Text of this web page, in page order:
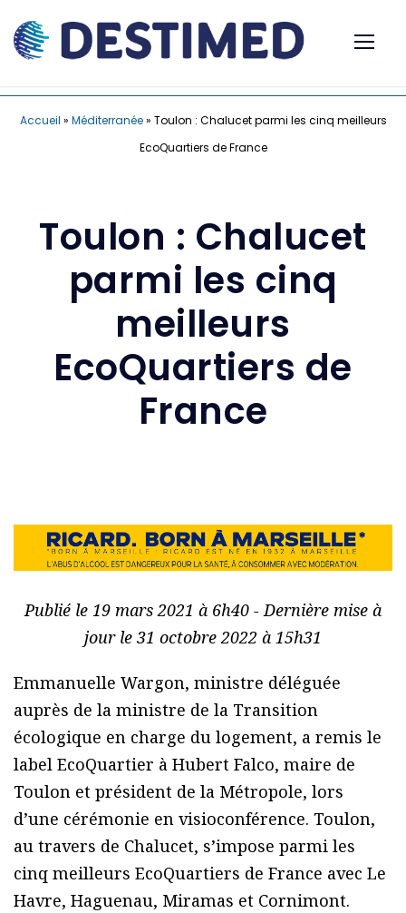
Accueil » Méditerranée» Toulon : Chalucet parmi les cinq meilleurs
EcoQuartiers de France
Toulon : Chalucet
parmi les cinq
meilleurs
EcoQuartiers de
France
Publié le 19 mars 2021 à 6h40 - Dernière mise à
jour le 31 octobre 2022 à 15h31
Emmanuelle Wargon, ministre déléguée
auprès de la ministre de la Transition
écologique en charge du logement, a remis le
label EcoQuartier à Hubert Falco, maire de
Toulon et président de la Métropole, lors
d’une cérémonie en visioconférence. Toulon,
au travers de Chalucet, s’impose parmi les
cinq meilleurs EcoQuartiers de France avec Le
Havre, Haguenau, Miramas et Cornimont.